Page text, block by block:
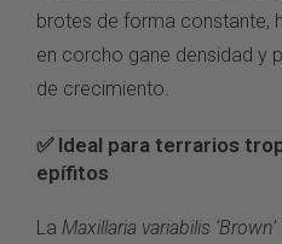
brotes de forma constante,
en corcho gane densidad y
de crecimiento.
✅ Ideal para terrarios
epífitos
La Maxillaria variabilis ‘Brown’